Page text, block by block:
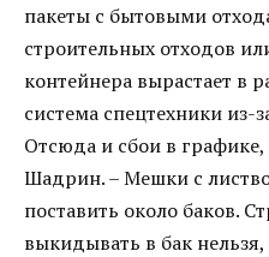
пакеты с бытовыми
строительных отходов
контейнера вырастает в
система спецтехники из-
Отсюда и сбои в
Шадрин. – Мешки с
поставить около баков.
выкидывать в бак